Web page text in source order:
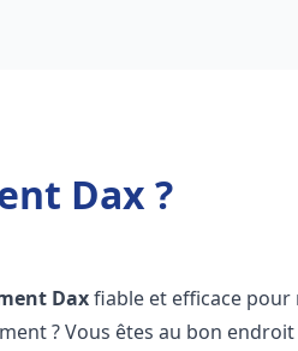
Dax ?
Daxfiable et efficace pour
? Vous êtes au bon